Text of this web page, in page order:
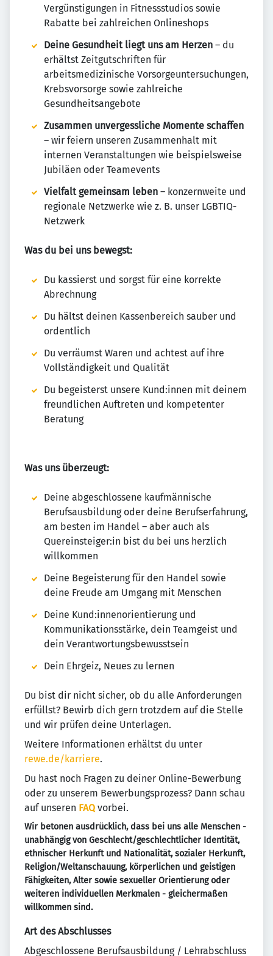
Vergünstigungen in Fitnessstudios sowie
Rabatte bei zahlreichen Onlineshops
Deine Gesundheit liegt uns am Herzen – du
erhältst Zeitgutschriften für
arbeitsmedizinische Vorsorgeuntersuchungen,
Krebsvorsorge sowie zahlreiche
Gesundheitsangebote
Zusammen unvergessliche Momente schaffen
– wir feiern unseren Zusammenhalt mit
internen Veranstaltungen wie beispielsweise
Jubiläen oder Teamevents
Vielfalt gemeinsam leben – konzernweite und
regionale Netzwerke wie z. B. unser LGBTIQ-
Netzwerk
Was du bei uns bewegst:
Du kassierst und sorgst für eine korrekte
Abrechnung
Du hältst deinen Kassenbereich sauber und
ordentlich
Du verräumst Waren und achtest auf ihre
Vollständigkeit und Qualität
Du begeisterst unsere Kund:innen mit deinem
freundlichen Auftreten und kompetenter
Beratung
Was uns überzeugt:
Deine abgeschlossene kaufmännische
Berufsausbildung oder deine Berufserfahrung,
am besten im Handel – aber auch als
Quereinsteiger:in bist du bei uns herzlich
willkommen
Deine Begeisterung für den Handel sowie
deine Freude am Umgang mit Menschen
Deine Kund:innenorientierung und
Kommunikationsstärke, dein Teamgeist und
dein Verantwortungsbewusstsein
Dein Ehrgeiz, Neues zu lernen
Du bist dir nicht sicher, ob du alle Anforderungen
erfüllst? Bewirb dich gern trotzdem auf die Stelle
und wir prüfen deine Unterlagen.
Weitere Informationen erhältst du unter
rewe.de/karriere.
Du hast noch Fragen zu deiner Online-Bewerbung
oder zu unserem Bewerbungsprozess? Dann schau
auf unseren FAQvorbei.
Wir betonen ausdrücklich, dass bei uns alle Menschen -
unabhängig von Geschlecht/geschlechtlicher Identität,
ethnischer Herkunft und Nationalität, sozialer Herkunft,
Religion/Weltanschauung, körperlichen und geistigen
Fähigkeiten, Alter sowie sexueller Orientierung oder
weiteren individuellen Merkmalen - gleichermaßen
willkommen sind.
Art des Abschlusses
Abgeschlossene Berufsausbildung / Lehrabschluss